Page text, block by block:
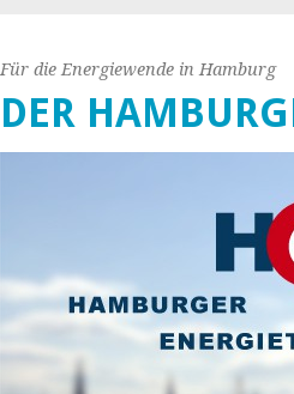
DER
Für die Energiewende in Hamburg